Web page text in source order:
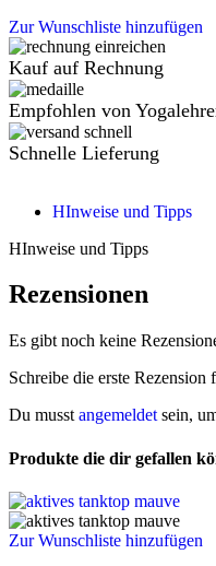
Zur Wunschliste hinzufügen
Kauf auf Rechnung
Empfohlen von
Schnelle Lieferung
HInweise und Tipps
HInweise und Tipps
Rezensionen
Es gibt noch keine
Schreibe die erste
Du musst angemeldet sein,
Produkte die dir gefallen
Zur Wunschliste hinzufügen